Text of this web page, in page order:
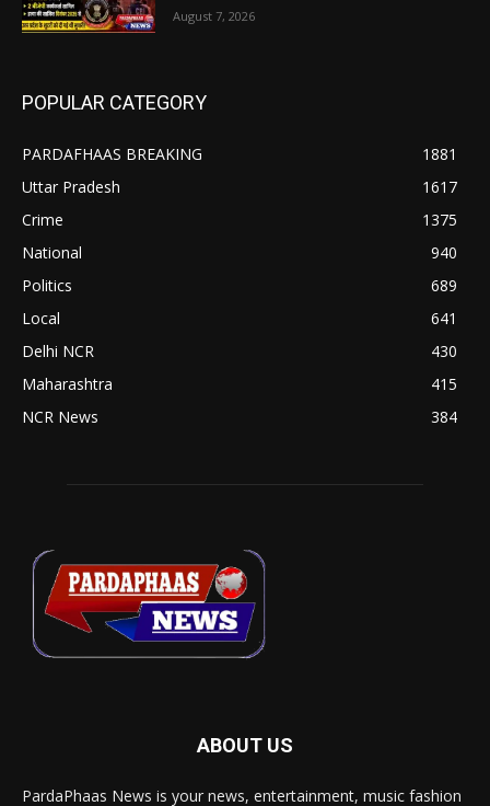
August 7, 2026
POPULAR CATEGORY
PARDAFHAAS BREAKING
1881
Uttar Pradesh
1617
Crime
1375
National
940
Politics
689
Local
641
Delhi NCR
430
Maharashtra
415
NCR News
384
ABOUT US
PardaPhaas News is your news, entertainment, music fashion